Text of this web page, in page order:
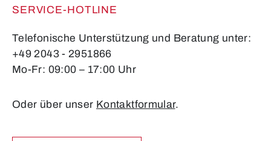
SERVICE-HOTLINE
Telefonische Unterstützung und Beratung unter:
+49 2043 - 2951866
Mo-Fr: 09:00 – 17:00 Uhr
Oder über unser Kontaktformular.